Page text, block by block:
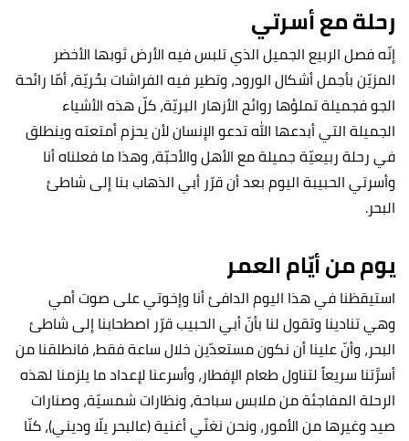
رحلة مع أسرتي
إنّه فصل الربيع الجميل الذي تلبس فيه الأرض ثوبها الأخضر
المزيّن بأجمل أشكال الورود، وتطير فيه الفراشات بحُريّة، أمّا رائحة
الجو فجميلة تملؤها روائح الأزهار البريّة، كلّ هذه الأشياء
الجميلة التي أبدعها الله تدعو الإنسان لأن يحزم أمتعته وينطلق
في رحلة ربيعيّة جميلة مع الأهل والأحبّة، وهذا ما فعلناه أنا
وأسرتي الحبيبة اليوم بعد أن قرّر أبي الذهاب بنا إلى شاطئ
البحر.
يوم من أيّام العمر
استيقظنا في هذا اليوم الدافئ أنا وإخوتي على صوت أمي
وهي تنادينا وتقول لنا بأنّ أبي الحبيب قرّر اصطحابنا إلى شاطئ
البحر، وأنّ علينا أن نكون مستعدّين خلال ساعة فقط، فانطلقنا من
أسرَّتنا سريعاً لتناول طعام الإفطار، وأسرعنا لإعداد ما يلزمنا لهذه
الرحلة المفاجئة من ملابس سباحة، ونظارات شمسيّة، وصنارات
صيد وغيرها من الأمور، ونحن نغنّي أغنية (عالبحر يلّا وديني)، كنّا